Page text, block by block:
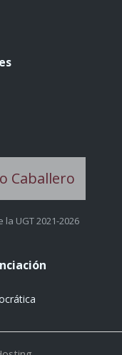
UGT 2021-2026